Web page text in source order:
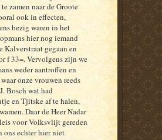
zamen naar de Groote
ook in effecten,
bezig waren in het
hier nog iemand
Kalverstraat gegaan en
f 33=. Vervolgens zijn we
weder aantroffen en
onze vrouwen reeds
Bosch wat had
en Tjitske af te halen,
Daar de Heer Nadar
voor Volksvlijt gereden
ons echter hier niet